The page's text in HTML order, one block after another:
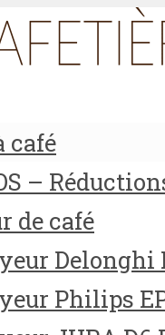
café
–
de café
Delonghi
Philips